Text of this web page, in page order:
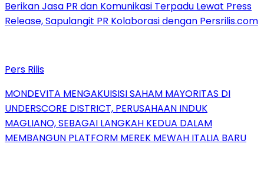
Berikan Jasa PR dan Komunikasi Terpadu Lewat Press
Release, Sapulangit PR Kolaborasi dengan Persrilis.com
Pers Rilis
MONDEVITA MENGAKUISISI SAHAM MAYORITAS DI
UNDERSCORE DISTRICT, PERUSAHAAN INDUK
MAGLIANO, SEBAGAI LANGKAH KEDUA DALAM
MEMBANGUN PLATFORM MEREK MEWAH ITALIA BARU